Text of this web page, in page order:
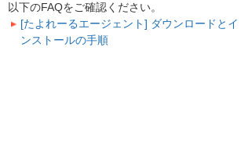
以下のFAQをご確認ください。
[たよれーるエージェント] ダウンロードとイ
ンストールの手順